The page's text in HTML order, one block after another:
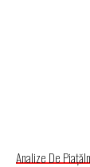
Analize De Piață